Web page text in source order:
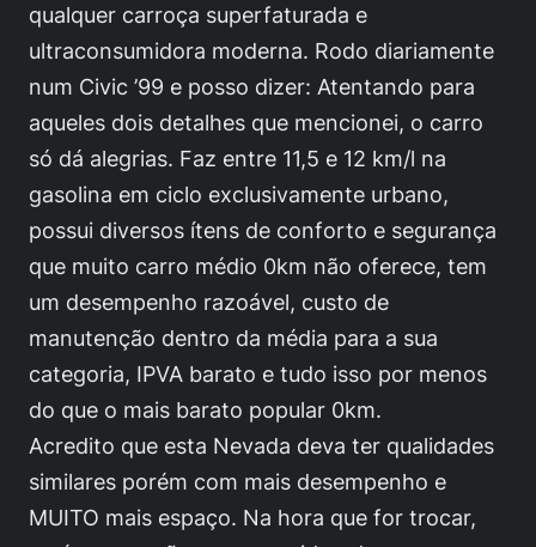
qualquer carroça superfaturada e
ultraconsumidora moderna. Rodo diariamente
num Civic ’99 e posso dizer: Atentando para
aqueles dois detalhes que mencionei, o carro
só dá alegrias. Faz entre 11,5 e 12 km/l na
gasolina em ciclo exclusivamente urbano,
possui diversos ítens de conforto e segurança
que muito carro médio 0km não oferece, tem
um desempenho razoável, custo de
manutenção dentro da média para a sua
categoria, IPVA barato e tudo isso por menos
do que o mais barato popular 0km.
Acredito que esta Nevada deva ter qualidades
similares porém com mais desempenho e
MUITO mais espaço. Na hora que for trocar,